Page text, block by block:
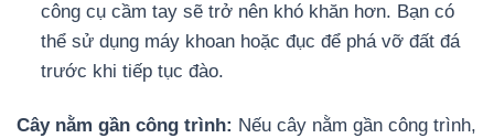
công cụ cầm tay sẽ trở nên khó khăn hơn. Bạn có
thể sử dụng máy khoan hoặc đục để phá vỡ đất đá
trước khi tiếp tục đào.
Cây nằm gần công trình: Nếu cây nằm gần công trình,